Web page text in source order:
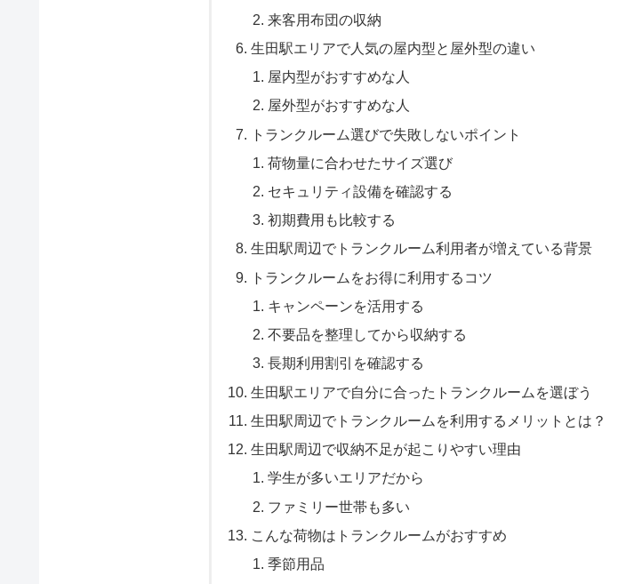
来客用布団の収納
生田駅エリアで人気の屋内型と屋外型の違い
屋内型がおすすめな人
屋外型がおすすめな人
トランクルーム選びで失敗しないポイント
荷物量に合わせたサイズ選び
セキュリティ設備を確認する
初期費用も比較する
生田駅周辺でトランクルーム利用者が増えている背景
トランクルームをお得に利用するコツ
キャンペーンを活用する
不要品を整理してから収納する
長期利用割引を確認する
生田駅エリアで自分に合ったトランクルームを選ぼう
生田駅周辺でトランクルームを利用するメリットとは？
生田駅周辺で収納不足が起こりやすい理由
学生が多いエリアだから
ファミリー世帯も多い
こんな荷物はトランクルームがおすすめ
季節用品